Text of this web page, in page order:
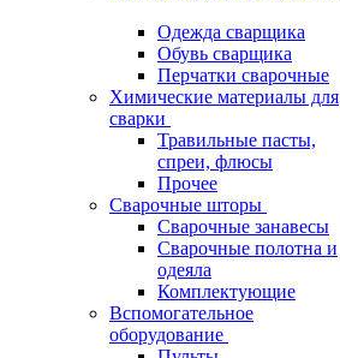
Одежда сварщика
Обувь сварщика
Перчатки сварочные
Химические материалы для
сварки
Травильные пасты,
спреи, флюсы
Прочее
Сварочные шторы
Сварочные занавесы
Сварочные полотна и
одеяла
Комплектующие
Вспомогательное
оборудование